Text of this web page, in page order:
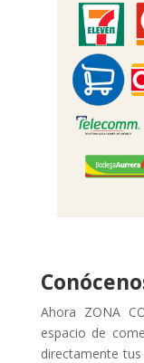
Ahora ZONA
espacio de
directamente